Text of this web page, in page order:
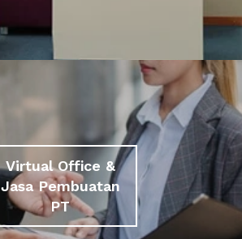
Virtual Office &
Jasa Pembuatan
PT